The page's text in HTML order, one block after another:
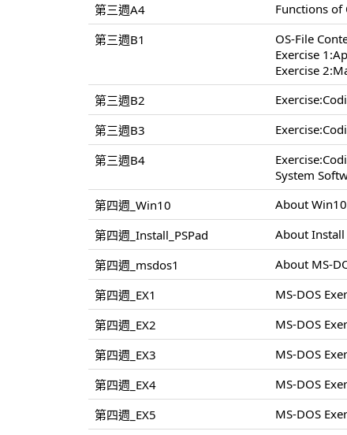
第三週A4 Functions of
第三週B1
OS-File
Exercise
Exercise
第三週B2
第三週B3
第三週B4
System
第四週_Win10 About Win10
第四週_Install_PSPad
About Install
第四週_msdos1
About MS-
第四週_EX1
MS-DOS
第四週_EX2
MS-DOS
第四週_EX3
MS-DOS
第四週_EX4
MS-DOS
第四週_EX5
MS-DOS